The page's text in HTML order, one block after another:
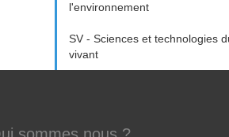
l'environnement
SV - Sciences et technologies
vivant